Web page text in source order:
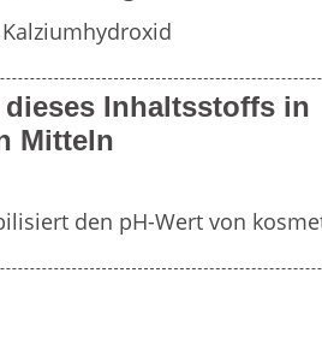
Zahnersatz
Inhaltsstoffs in
Mitteln
den pH-Wert von